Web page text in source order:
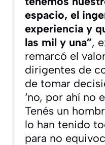
espacio, el
experiencia y
las mil y una”,
remarcó el
dirigentes de
de tomar
‘no, por ahí no
Tenés un
lo han tenido
para no